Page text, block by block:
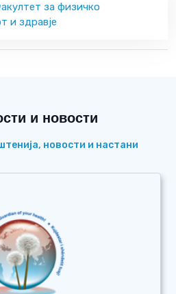
за физичко
и здравје
и новости
новости и настани